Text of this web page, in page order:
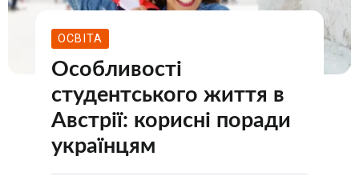
ОСВІТА
Особливості
студентського життя в
Австрії: корисні поради
українцям